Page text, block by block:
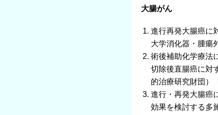
大腸がん
進行再発大腸癌に
大学消化器・腫瘍
術後補助化学療法
切除後直腸癌に対
的治療研究財団）
進行・再発大腸癌
効果を検討する多